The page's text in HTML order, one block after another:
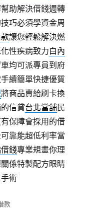
助解決借錢週轉
巧必須學資金周
讓您輕鬆解決燃
性疾病致力白內
均可派專員到府
續簡單快捷優質
將商品賣給刷卡換
信貸台北當舖民
保障會採用的借
靠能超低利率當
錢專業規畫你理
係特製配方眼睛
術
款